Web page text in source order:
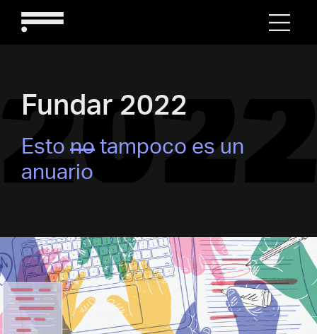
Fundar 2022
Esto no tampoco es un
anuario